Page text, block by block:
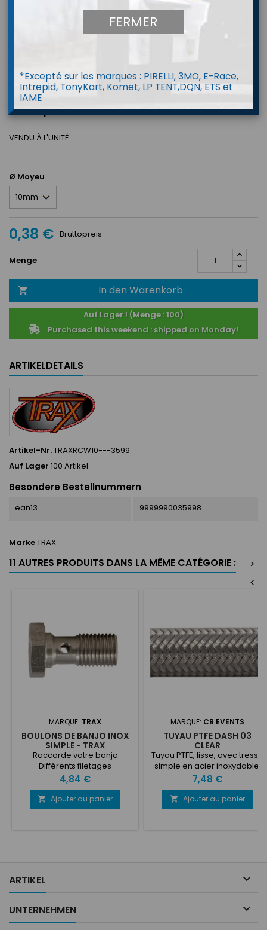
Joint/Rondelle cuivre 10MM - TRAX
VENDU À L'UNITÉ
Ø Moyeu
0,38 € Bruttopreis
Menge
 In den Warenkorb
Auf Lager ! (Menge : 100)
Purchased this weekend : shipped on Monday!
ARTIKELDETAILS
Artikel-Nr.TRAXRCW10---3599
Auf Lager 100 Artikel
Besondere Bestellnummern
ean13 9999990035998
MarkeTRAX
11 AUTRES PRODUITS DANS LA MÊME CATÉGORIE :
>
<
MARQUE: TRAX
BOULONS DE BANJO INOX
SIMPLE - TRAX
Raccorde votre banjo
Différents filetages
Accessoire à ajouter : joints
d'étanchéité (non inclus)
Prix
4,84 €
 Ajouter au panier
MARQUE: CB EVENTS
TUYAU PTFE DASH 03
CLEAR
Tuyau PTFE, lisse, avec tresse
simple en acier inoxydable
avec PVC transparent, pour
tableau de bord.Le prix est au
mètre, des longueurs
partielles sont possibles. De
de freinage est perdue et...
Prix
7,48 €
 Ajouter au panier
ARTIKEL 
UNTERNEHMEN 
FERMER
*Excepté sur les marques : PIRELLI, 3MO, E-Race,
Intrepid, TonyKart, Komet, LP TENT,DQN, ETS et
IAME